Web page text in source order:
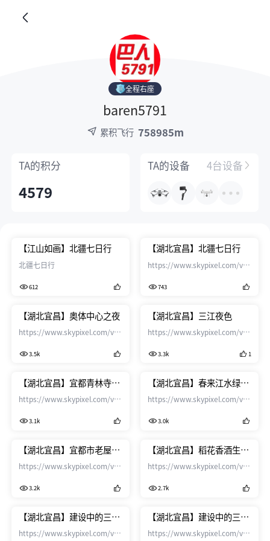
全程右座
baren5791
累积飞行 758985m
TA的积分
4579
TA的设备 4台设备
【江山如画】北疆七日行
北疆七日行
612
【湖北宜昌】北疆七日行
https://www.skypixel.com/videos/
833a2d36b2f8?
743
【湖北宜昌】奥体中心之夜
https://www.skypixel.com/videos/86ac8941-
9c7512f014e0?
3.5k
【湖北宜昌】三江夜色
https://www.skypixel.com/videos/
d12e1ba801f9?
3.3k 1
【湖北宜昌】宜都青林寺谜
语村
https://www.skypixel.com/videos/e405c130-
5f4515f49f8b?
3.1k
【湖北宜昌】春来江水绿如
蓝
https://www.skypixel.com/videos/
2c9eb317e6dd?
3.0k
【湖北宜昌】宜都市老屋棚
村
https://www.skypixel.com/videos/7923243b-
2a22b8d8d6a9?
3.2k
【湖北宜昌】稻花香酒生产
基地龙泉镇
https://www.skypixel.com/videos/
b91210be1b33?
2.7k
【湖北宜昌】建设中的三峡
航空学院
https://www.skypixel.com/videos/99388a15-
【湖北宜昌】建设中的三峡
游轮中心
https://www.skypixel.com/videos/